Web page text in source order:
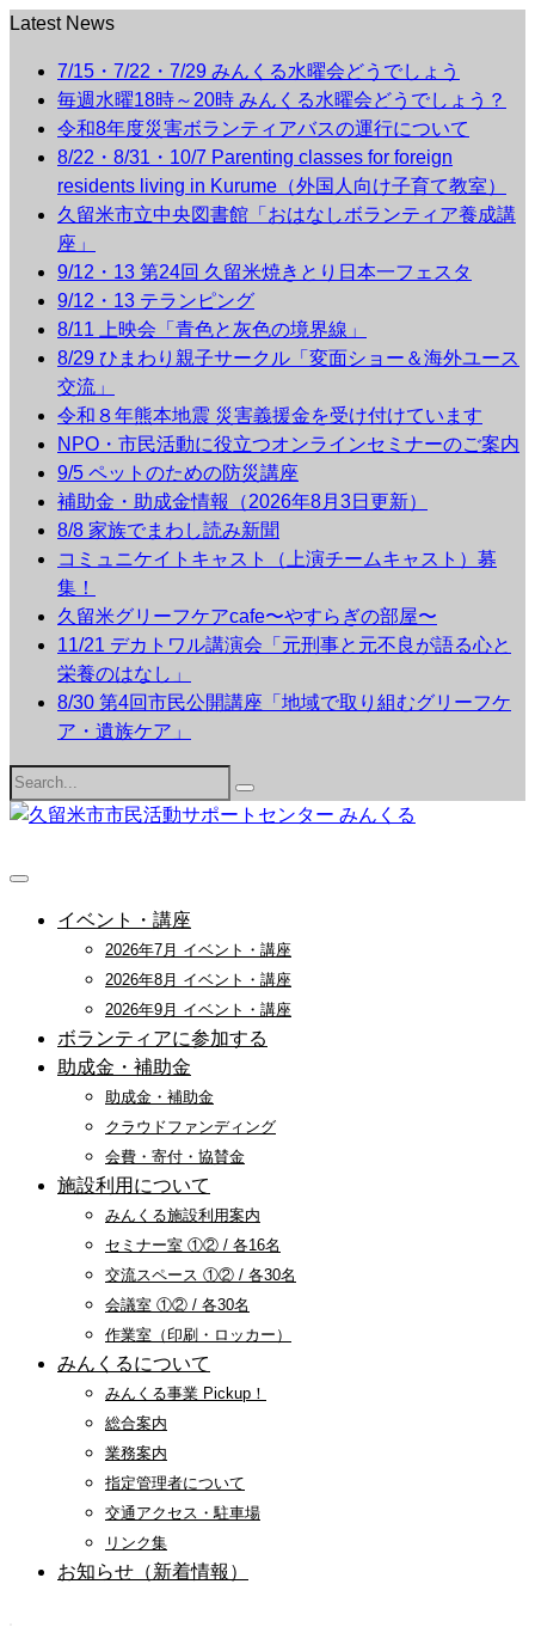
Latest News
7/15・7/22・7/29 みんくる水曜会どうでしょう
毎週水曜18時～20時 みんくる水曜会どうでしょう？
令和8年度災害ボランティアバスの運行について
8/22・8/31・10/7 Parenting classes for foreign
residents living in Kurume（外国人向け子育て教室）
久留米市立中央図書館「おはなしボランティア養成講
座」
9/12・13 第24回 久留米焼きとり日本一フェスタ
9/12・13 テランピング
8/11 上映会「青色と灰色の境界線」
8/29 ひまわり親子サークル「変面ショー＆海外ユース
交流」
令和８年熊本地震 災害義援金を受け付けています
NPO・市民活動に役立つオンラインセミナーのご案内
9/5 ペットのための防災講座
補助金・助成金情報（2026年8月3日更新）
8/8 家族でまわし読み新聞
コミュニケイトキャスト（上演チームキャスト）募
集！
久留米グリーフケアcafe〜やすらぎの部屋〜
11/21 デカトワル講演会「元刑事と元不良が語る心と
栄養のはなし」
8/30 第4回市民公開講座「地域で取り組むグリーフケ
ア・遺族ケア」
Search
for:
イベント・講座
2026年7月 イベント・講座
2026年8月 イベント・講座
2026年9月 イベント・講座
ボランティアに参加する
助成金・補助金
助成金・補助金
クラウドファンディング
会費・寄付・協賛金
施設利用について
みんくる施設利用案内
セミナー室 ①② / 各16名
交流スペース ①② / 各30名
会議室 ①② / 各30名
作業室（印刷・ロッカー）
みんくるについて
みんくる事業 Pickup！
総合案内
業務案内
指定管理者について
交通アクセス・駐車場
リンク集
お知らせ（新着情報）